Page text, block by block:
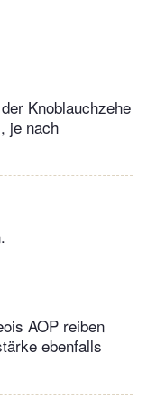
Knoblauchzehe
je nach
AOP reiben
ebenfalls